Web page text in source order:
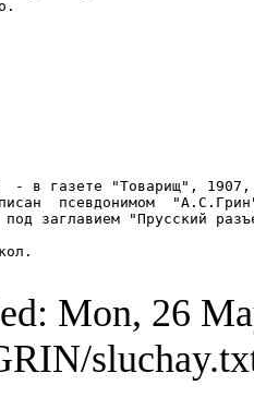
- в газете "Товарищ",
псевдонимом
под заглавием "Прусский
Mon, 26